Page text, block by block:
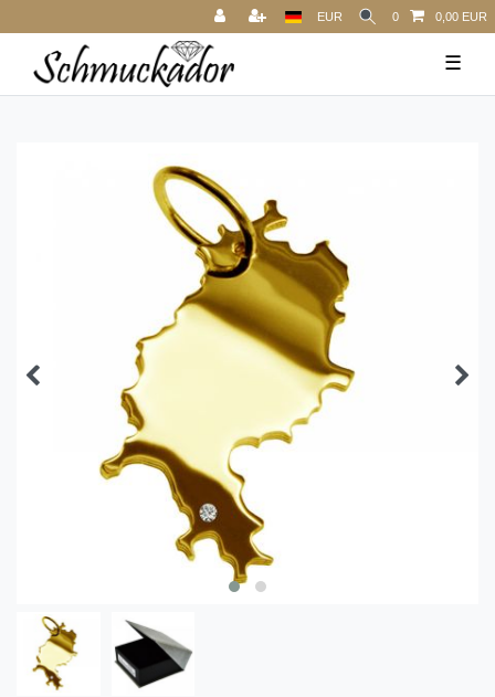
EUR 0 0,00 EUR
☰